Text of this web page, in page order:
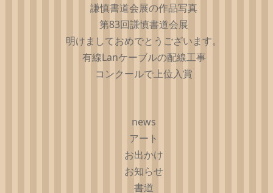
謙慎書道会展の作品写真
第83回謙慎書道会展
明けましておめでとうございます。
有線Lanケーブルの配線工事
コンクールで上位入賞
news
アート
お出かけ
お知らせ
書道